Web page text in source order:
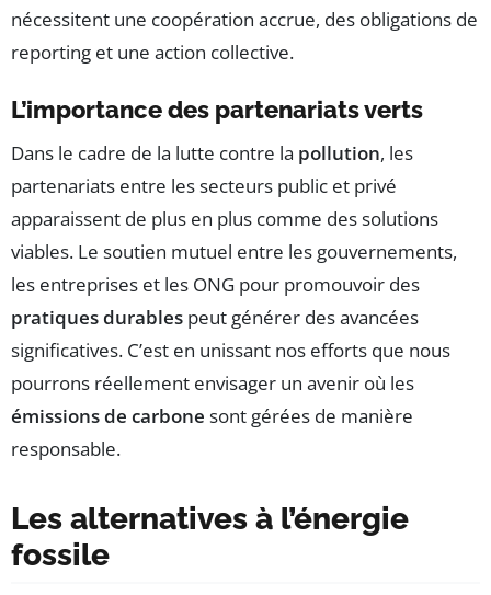
nécessitent une coopération accrue, des obligations de
reporting et une action collective.
L’importance des partenariats verts
Dans le cadre de la lutte contre la pollution, les
partenariats entre les secteurs public et privé
apparaissent de plus en plus comme des solutions
viables. Le soutien mutuel entre les gouvernements,
les entreprises et les ONG pour promouvoir des
pratiques durables peut générer des avancées
significatives. C’est en unissant nos efforts que nous
pourrons réellement envisager un avenir où les
émissions de carbone sont gérées de manière
responsable.
Les alternatives à l’énergie
fossile